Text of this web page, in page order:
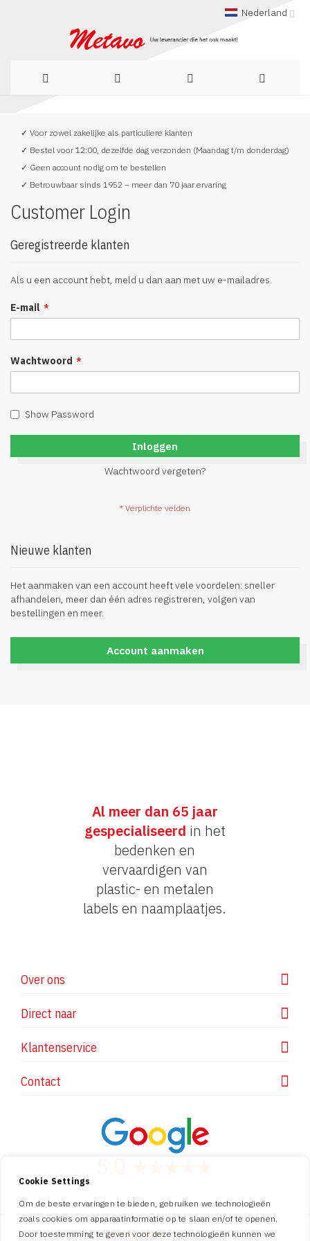
Nederland
naar
inhoud
✓ Voor zowel zakelijke als particuliere klanten
✓ Bestel voor 12:00, dezelfde dag verzonden (Maandag t/m donderdag)
✓ Geen account nodig om te bestellen
✓ Betrouwbaar sinds 1952 – meer dan 70 jaar ervaring
Customer Login
Geregistreerde klanten
Als u een account hebt, meld u dan aan met uw e-mailadres.
E-mail
Wachtwoord
Show Password
Inloggen
Wachtwoord vergeten?
Nieuwe klanten
Het aanmaken van een account heeft vele voordelen: sneller
afhandelen, meer dan één adres registreren, volgen van
bestellingen en meer.
Account aanmaken
Al meer dan 65 jaar
gespecialiseerd in het
bedenken en
vervaardigen van
plastic- en metalen
labels en naamplaatjes.
Over ons
Direct naar
Klantenservice
Contact
Cookie Settings
Om de beste ervaringen te bieden, gebruiken we technologieën
zoals cookies om apparaatinformatie op te slaan en/of te openen.
Door toestemming te geven voor deze technologieën kunnen we